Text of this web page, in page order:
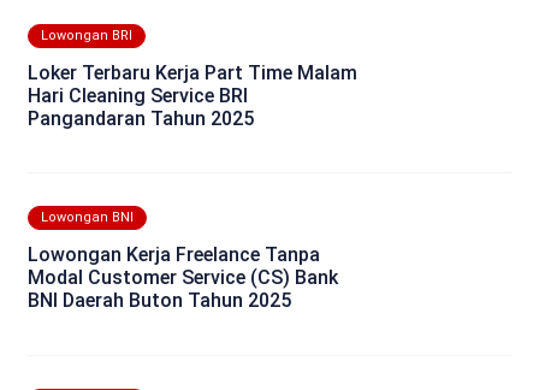
Lowongan BRI
Loker Terbaru Kerja Part Time Malam
Hari Cleaning Service BRI
Pangandaran Tahun 2025
Lowongan BNI
Lowongan Kerja Freelance Tanpa
Modal Customer Service (CS) Bank
BNI Daerah Buton Tahun 2025